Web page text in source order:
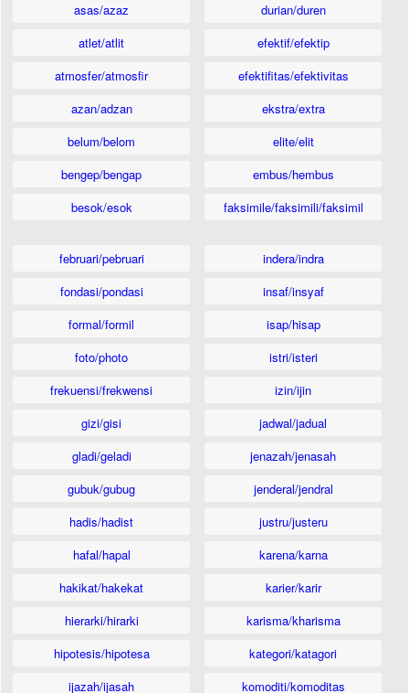
asas/azaz
atlet/atlit
atmosfer/atmosfir
azan/adzan
belum/belom
bengep/bengap
besok/esok
durian/duren
efektif/efektip
efektifitas/efektivitas
ekstra/extra
elite/elit
embus/hembus
faksimile/faksimili/faksimil
februari/pebruari
fondasi/pondasi
formal/formil
foto/photo
frekuensi/frekwensi
gizi/gisi
gladi/geladi
gubuk/gubug
hadis/hadist
hafal/hapal
hakikat/hakekat
hierarki/hirarki
hipotesis/hipotesa
ijazah/ijasah
indera/indra
insaf/insyaf
isap/hisap
istri/isteri
izin/ijin
jadwal/jadual
jenazah/jenasah
jenderal/jendral
justru/justeru
karena/karna
karier/karir
karisma/kharisma
kategori/katagori
komoditi/komoditas